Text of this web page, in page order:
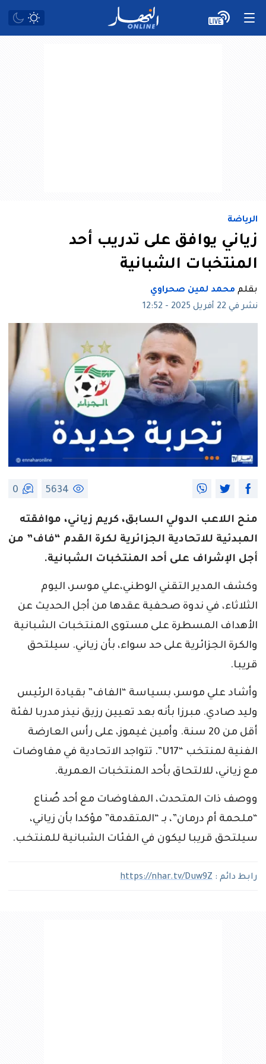
الرياضة
زياني يوافق على تدريب أحد
المنتخبات الشبانية
بقلم محمد لمين صحراوي
نشر في 22 أفريل 2025 - 12:52
5634
0
منح اللاعب الدولي السابق، كريم زياني، موافقته
المبدئية للاتحادية الجزائرية لكرة القدم “فاف” من
أجل الإشراف على أحد المنتخبات الشبانية.
وكشف المدير التقني الوطني،علي موسر، اليوم
الثلاثاء، في ندوة صحفية عقدها من أجل الحديث عن
الأهداف المسطرة على مستوى المنتخبات الشبانية
والكرة الجزائرية على حد سواء، بأن زياني. سيلتحق
قريبا.
وأشاد علي موسر، بسياسة “الفاف” بقيادة الرئيس
وليد صادي. مبرزا بأنه بعد تعيين رزيق نيذر مدربا لفئة
أقل من 20 سنة. وأمين غيموز، على رأس العارضة
الفنية لمنتخب “U17”. تتواجد الاتحادية في مفاوضات
مع زياني، للالتحاق بأحد المنتخبات العمرية.
ووصف ذات المتحدث، المفاوضات مع أحد صُناع
“ملحمة أم درمان”، بـ “المتقدمة” مؤكدا بأن زياني،
سيلتحق قريبا ليكون في الفئات الشبانية للمنتخب.
رابط دائم : https://nhar.tv/Duw9Z